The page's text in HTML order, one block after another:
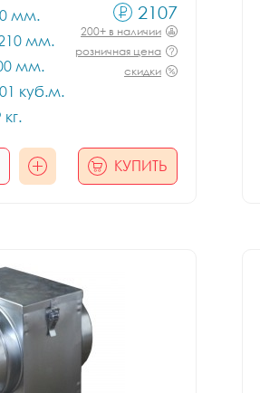
мм.
мм.
мм.
куб.м.
2107
200+ в наличии
розничная цена
скидки
КУПИТЬ